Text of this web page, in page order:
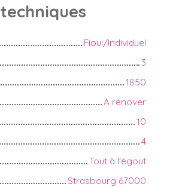
techniques
Fioul/Individuel
3
1850
A rénover
10
4
Tout à l'égout
Strasbourg 67000